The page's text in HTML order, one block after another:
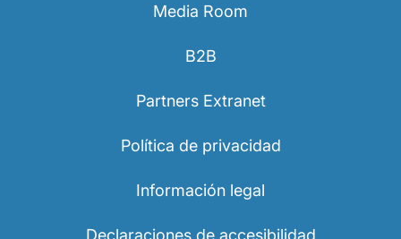
Media Room
B2B
Partners Extranet
Política de privacidad
Información legal
Declaraciones de accesibilidad